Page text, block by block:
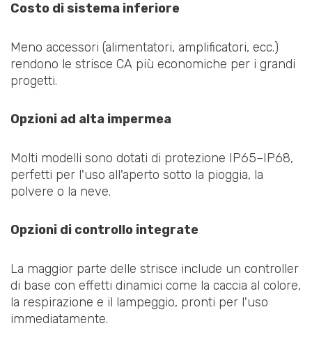
Costo di sistema inferiore
Meno accessori (alimentatori, amplificatori, ecc.)
rendono le strisce CA più economiche per i grandi
progetti.
Opzioni ad alta impermea
Molti modelli sono dotati di protezione IP65–IP68,
perfetti per l'uso all'aperto sotto la pioggia, la
polvere o la neve.
Opzioni di controllo integrate
La maggior parte delle strisce include un controller
di base con effetti dinamici come la caccia al colore,
la respirazione e il lampeggio, pronti per l'uso
immediatamente.